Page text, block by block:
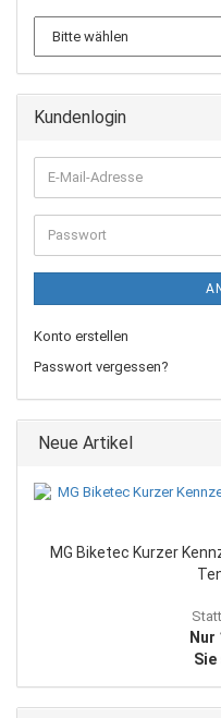
Kundenlogin
E-
Mail-
Adresse
Passwort
Konto erstellen
Passwort vergessen?
Neue Artikel
MG Biketec Kurzer
Nur
Sie